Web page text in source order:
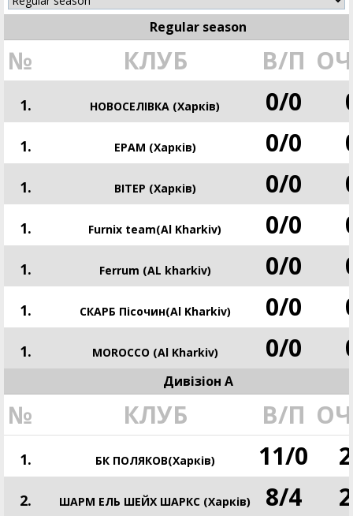
Regular season
№ КЛУБ В/П
1. НОВОСЕЛІВКА (Харків) 0/0
1. EPAM (Харків) 0/0
1. ВІТЕР (Харків) 0/0
1. Furnix team(Al Kharkiv) 0/0
1. Ferrum (AL kharkiv) 0/0
1. СКАРБ Пісочин(Al Kharkiv) 0/0
1. MOROCCO (Al Kharkiv) 0/0
Дивізіон A
№ КЛУБ В/П
1. БК ПОЛЯКОВ(Харків) 11/0
2. ШАРМ ЕЛЬ ШЕЙХ ШАРКС (Харків) 8/4